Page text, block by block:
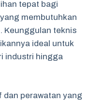
tepat bagi
membutuhkan
Keunggulan teknis
ideal untuk
industri hingga
perawatan yang